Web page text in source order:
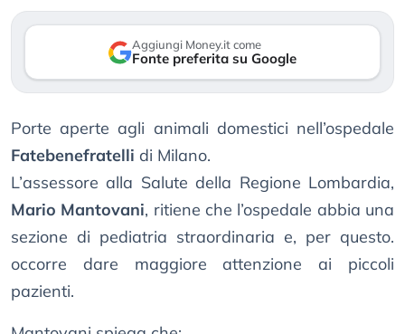
Aggiungi Money.it come
Fonte preferita su Google
Porte aperte agli animali domestici nell’ospedale
Fatebenefratelli di Milano.
L’assessore alla Salute della Regione Lombardia,
Mario Mantovani, ritiene che l’ospedale abbia una
sezione di pediatria straordinaria e, per questo.
occorre dare maggiore attenzione ai piccoli
pazienti.